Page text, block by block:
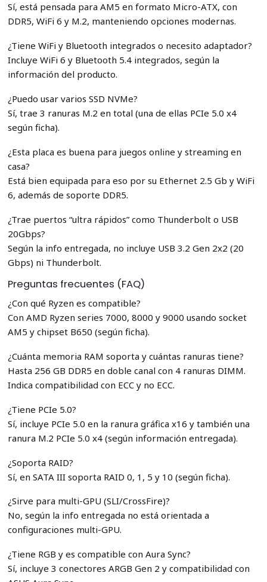
Sí, está pensada para AM5 en formato Micro-ATX, con
DDR5, WiFi 6 y M.2, manteniendo opciones modernas.
¿Tiene WiFi y Bluetooth integrados o necesito adaptador?
Incluye WiFi 6 y Bluetooth 5.4 integrados, según la
información del producto.
¿Puedo usar varios SSD NVMe?
Sí, trae 3 ranuras M.2 en total (una de ellas PCIe 5.0 x4
según ficha).
¿Esta placa es buena para juegos online y streaming en
casa?
Está bien equipada para eso por su Ethernet 2.5 Gb y WiFi
6, además de soporte DDR5.
¿Trae puertos “ultra rápidos” como Thunderbolt o USB
20Gbps?
Según la info entregada, no incluye USB 3.2 Gen 2x2 (20
Gbps) ni Thunderbolt.
Preguntas frecuentes (FAQ)
¿Con qué Ryzen es compatible?
Con AMD Ryzen series 7000, 8000 y 9000 usando socket
AM5 y chipset B650 (según ficha).
¿Cuánta memoria RAM soporta y cuántas ranuras tiene?
Hasta 256 GB DDR5 en doble canal con 4 ranuras DIMM.
Indica compatibilidad con ECC y no ECC.
¿Tiene PCIe 5.0?
Sí, incluye PCIe 5.0 en la ranura gráfica x16 y también una
ranura M.2 PCIe 5.0 x4 (según información entregada).
¿Soporta RAID?
Sí, en SATA III soporta RAID 0, 1, 5 y 10 (según ficha).
¿Sirve para multi-GPU (SLI/CrossFire)?
No, según la info entregada no está orientada a
configuraciones multi-GPU.
¿Tiene RGB y es compatible con Aura Sync?
Sí, incluye 3 conectores ARGB Gen 2 y compatibilidad con